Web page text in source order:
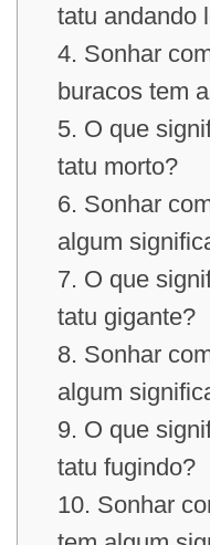
tatu andando
4. Sonhar
buracos tem
5. O que
tatu morto?
6. Sonhar
algum
7. O que
tatu gigante?
8. Sonhar
algum
9. O que
tatu fugindo?
10. Sonhar